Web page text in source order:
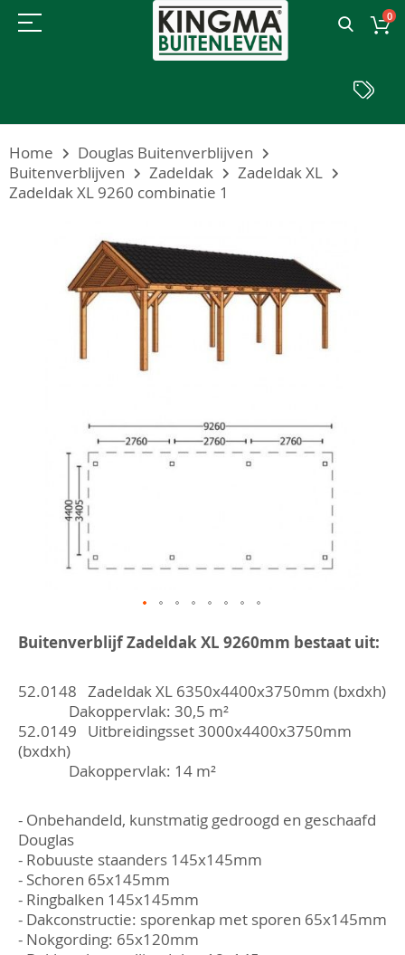
0
Home
Douglas Buitenverblijven
Buitenverblijven
Zadeldak
Zadeldak XL
Zadeldak XL 9260 combinatie 1
naar
van
de
afbeeldingen-
gallerij
Buitenverblijf Zadeldak XL 9260mm bestaat uit:
52.0148 Zadeldak XL 6350x4400x3750mm (bxdxh)
Dakoppervlak: 30,5 m²
52.0149 Uitbreidingsset 3000x4400x3750mm
(bxdxh)
Dakoppervlak: 14 m²
- Onbehandeld, kunstmatig gedroogd en geschaafd
Douglas
- Robuuste staanders 145x145mm
- Schoren 65x145mm
- Ringbalken 145x145mm
- Dakconstructie: sporenkap met sporen 65x145mm
- Nokgording: 65x120mm